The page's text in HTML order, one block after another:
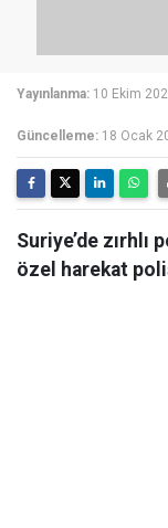
Yayınlanma: 10 Ekim
Güncelleme: 18 Ocak
Suriye’de zırhlı
özel harekat